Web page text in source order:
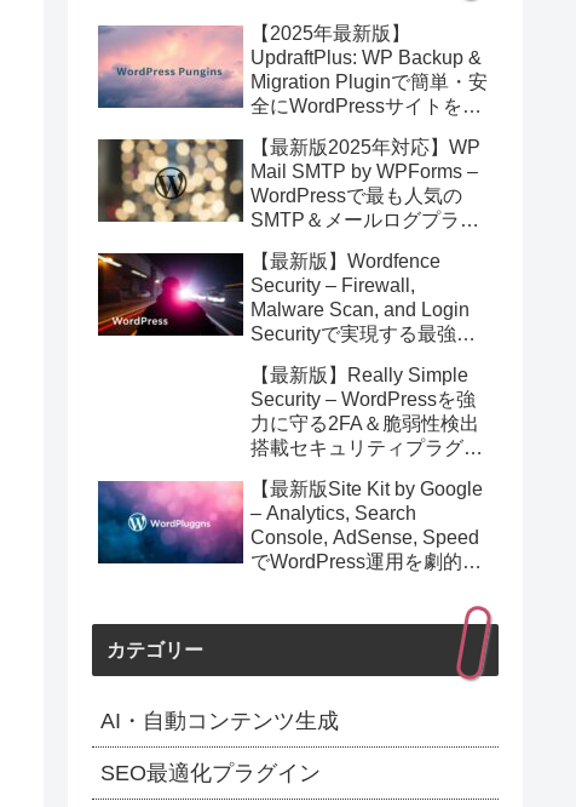
【2025年最新版】
UpdraftPlus: WP Backup &
Migration Pluginで簡単・安
全にWordPressサイトを即
【最新版2025年対応】WP
Mail SMTP by WPForms –
WordPressで最も人気の
SMTP＆メールログプラグ
ル配信を簡単実現
【最新版】Wordfence
Security – Firewall,
Malware Scan, and Login
Securityで実現する最強の
【2025年4月更新】
【最新版】Really Simple
Security – WordPressを強
力に守る2FA＆脆弱性検出
搭載セキュリティプラグイ
【最新版Site Kit by Google
– Analytics, Search
Console, AdSense, Speed
でWordPress運用を劇的に
カテゴリー
AI・自動コンテンツ生成
SEO最適化プラグイン